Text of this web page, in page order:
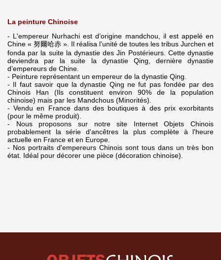
La peinture Chinoise
- L'empereur Nurhachi est d’origine mandchou, il est appelé en
Chine « 努爾哈赤 ». Il réalisa l’unité de toutes les tribus Jurchen et
fonda par la suite la dynastie des Jin Postérieurs. Cette dynastie
deviendra par la suite la dynastie Qing, dernière dynastie
d’empereurs de Chine.
- Peinture représentant un empereur de la dynastie Qing.
- Il faut savoir que la dynastie Qing ne fut pas fondée par des
Chinois Han (Ils constituent environ 90% de la population
chinoise) mais par les Mandchous (Minorités).
- Vendu en France dans des boutiques à des prix exorbitants
(pour le même produit).
- Nous proposons sur notre site Internet Objets Chinois
probablement la série d'ancêtres la plus complète à l'heure
actuelle en France et en Europe.
- Nos portraits d'empereurs Chinois sont tous dans un très bon
état. Idéal pour décorer une pièce (décoration chinoise).